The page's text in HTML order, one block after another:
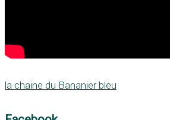
la chaine du Bananier bleu